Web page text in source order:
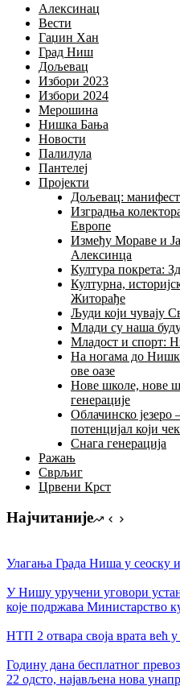
Алексинац
Вести
Гаџин Хан
Град Ниш
Дољевац
Избори 2023
Избори 2024
Мерошина
Нишка Бања
Новости
Палилула
Пантелеј
Пројекти
Дољевац:
Изградња
Европе
Између Мораве и
Алексинца
Култура покрета:
Културна,
Житорађе
Људи који чувају
Млади су наша
Младост и спорт:
На ногама до
ове оазе
Нове школе, нове
генерације
Облачинско
потенцијал који
Снага генерација
Ражањ
Сврљиг
Црвени Крст
Најчитаније
Улагања Града Ниша у сеоску
У Нишу уручени уговори
којe подржава Министарство
НТП 2 отвара своја врата већ
Годину дана бесплатног
22 одсто, најављена нова